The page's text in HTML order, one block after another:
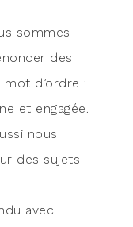
sommes
des
d’ordre :
et enga­gée.
nous
des sujets
avec